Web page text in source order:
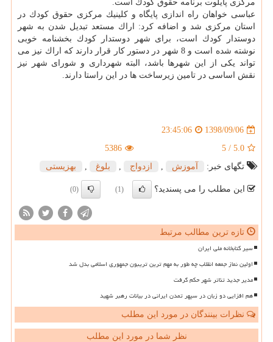
مركزی پایلوت برنامه حقوق كودك است.
عباسی خواهان راه اندازی پایگاه و كلینیك مركزی حقوق كودك در
استان مركزی شد و اضافه كرد: اراك مستعد تبدیل شدن به شهر
دوستدار كودك است، برای شهر دوستدار كودك بخشنامه خوبی
نوشته شده است و 8 شهر در دستور كار قرار دارند كه اراك نیز می
تواند یكی از این شهرها باشد، البته شهرداری و شورای شهر نیز
نقش اساسی در تامین زیرساخت ها در این راستا دارند.
1398/09/06
23:45:06
5.0
/
5
5386
تگهای خبر:
آموزش , ازدواج , بلوغ , بهزیستی
این مطلب را می پسندید؟ (1)
(0)
تازه ترین مطالب مرتبط
سیر کتابخانه ملی ایران
اولین نماز جمعه انقلاب چه طور به مهم ترین تریبون جمهوری اسلامی بدل شد
مدیر جدید تئاتر شهر حکم گرفت
هم افزایی دو زبان در سپهر تمدن ایرانی در بیانات رهبر شهید
نظرات بینندگان در مورد این مطلب
نظر شما در مورد این مطلب